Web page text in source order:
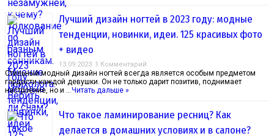
Лучший дизайн ногтей в 2023 году: модные
тенденции, новинки, идеи. 125 красивых фото
+ видео
13.09.2023 1 Комментарий
Стильный модный дизайн ногтей всегда является особым предметом
гордости каждой девушки. Он не только дарит позитив, поднимает
настроение, но и …Читать дальше »
Что такое ламинирование ресниц? Как
делается в домашних условиях и в салоне?